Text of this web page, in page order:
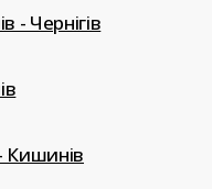
- Чернігів
Кишинів